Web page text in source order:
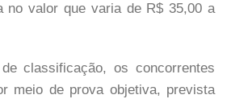
no valor que varia de R$ 35,00 a
classificação, os concorrentes
meio de prova objetiva, prevista